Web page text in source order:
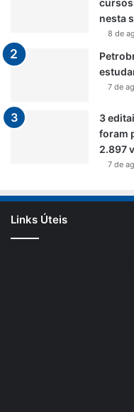
nesta
8 de
7 de
3
foram
2.897
7 de
Links Úteis